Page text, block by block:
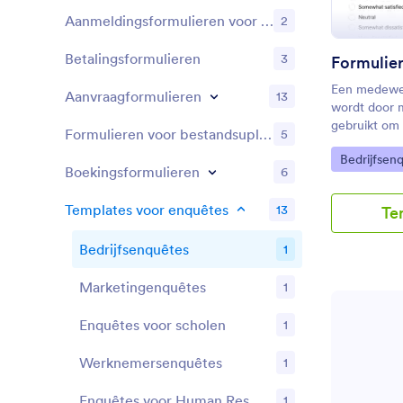
Een
wordt door
gebruikt
Met het
Jotform
Go to
Aanmeldingsformulieren voor evenementen 2
Betalingsformulieren 3
Aanvraagformulieren 13
Formulieren voor bestandsuploads 5
Boekingsformulieren 6
Templates voor enquêtes 13
Bedrijfsenquêtes 1
Marketingenquêtes 1
Enquêtes voor scholen 1
Werknemersenquêtes 1